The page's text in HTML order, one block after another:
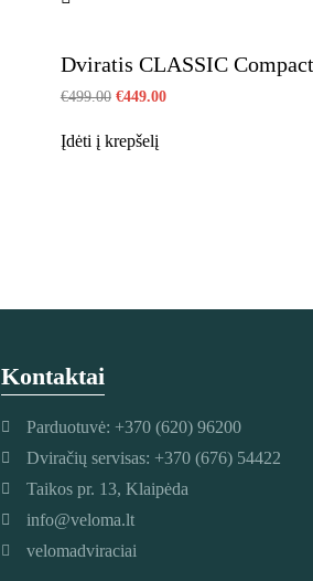
Dviratis CLASSIC
€499.00 €449.00
Įdėti į krepšelį
Kontaktai
Parduotuvė: +370 (620) 96200
Dviračių servisas: +370 (676) 54422
Taikos pr. 13, Klaipėda
info@veloma.lt
velomadviraciai